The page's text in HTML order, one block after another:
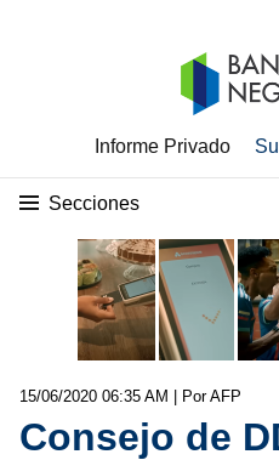
Informe Privado
Secciones
15/06/2020 06:35 AM | Por AFP
Consejo de